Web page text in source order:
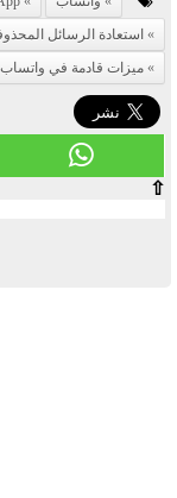
استعادة الرسائل
ميزات قادمة في واتساب
⇧